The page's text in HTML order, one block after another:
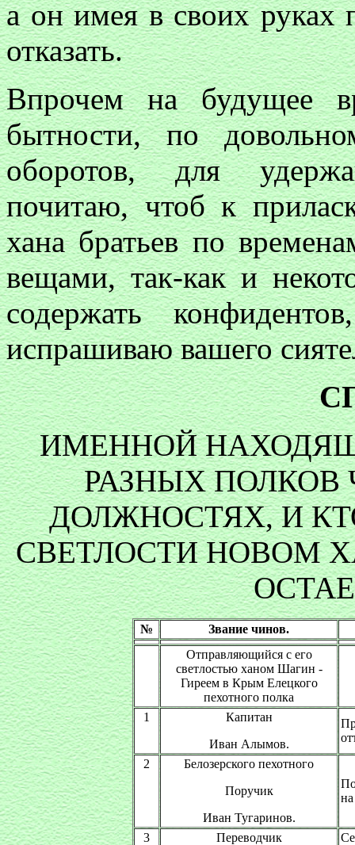
а он имея в своих
отказать.
Впрочем на будущее
бытности, по
оборотов, для
почитаю, чтоб к
хана братьев по
вещами, так-как и
содержать
испрашиваю вашего
ИМЕННОЙ
РАЗНЫХ
ДОЛЖНОСТЯХ, И
СВЕТЛОСТИ НОВОМ
№
Звание чинов.
Отправляющийся с его
светлостью ханом Шагин -
Гиреем в Крым Елецкого
пехотного полка
1
Капитан
Иван Алымов.
2
Белозерского пехотного
Поручик
Иван Тугаринов.
3 Переводчик